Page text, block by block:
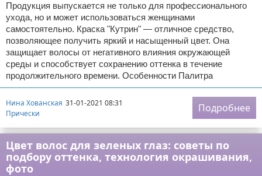
Продукция выпускается не только для профессионального
ухода, но и может использоваться женщинами
самостоятельно. Краска "Кутрин" — отличное средство,
позволяющее получить яркий и насыщенный цвет. Она
защищает волосы от негативного влияния окружающей
среды и способствует сохранению оттенка в течение
продолжительного времени. Особенности Палитра
Нина Хованская 31-01-2021 08:31
Прически
Подробнее
Цвет волос для зеленых глаз: советы по
подбору оттенка, технология окрашивания,
фото